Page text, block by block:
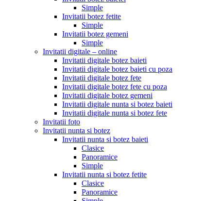
Simple
Invitatii botez fetite
Simple
Invitatii botez gemeni
Simple
Invitatii digitale – online
Invitatii digitale botez baieti
Invitatii digitale botez baieti cu poza
Invitatii digitale botez fete
Invitatii digitale botez fete cu poza
Invitatii digitale botez gemeni
Invitatii digitale nunta si botez baieti
Invitatii digitale nunta si botez fete
Invitatii foto
Invitatii nunta si botez
Invitatii nunta si botez baieti
Clasice
Panoramice
Simple
Invitatii nunta si botez fetite
Clasice
Panoramice